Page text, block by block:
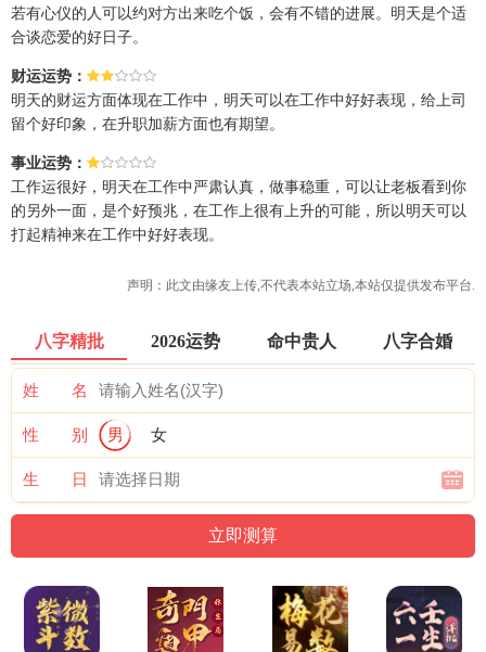
若有心仪的人可以约对方出来吃个饭，会有不错的进展。明天是个适
合谈恋爱的好日子。
财运运势：
明天的财运方面体现在工作中，明天可以在工作中好好表现，给上司
留个好印象，在升职加薪方面也有期望。
事业运势：
工作运很好，明天在工作中严肃认真，做事稳重，可以让老板看到你
的另外一面，是个好预兆，在工作上很有上升的可能，所以明天可以
打起精神来在工作中好好表现。
声明：此文由缘友上传,不代表本站立场,本站仅提供发布平台.
八字精批 2026运势 命中贵人 八字合婚
姓 名
性 别 男 女
生 日